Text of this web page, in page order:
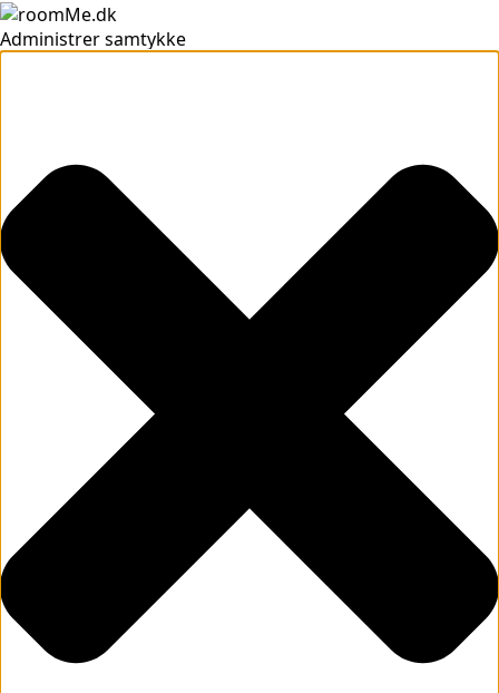
Administrer samtykke